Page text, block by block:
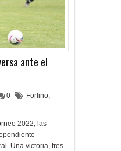
ante el
0 Forlino,
2022, las
Una victoria, tres